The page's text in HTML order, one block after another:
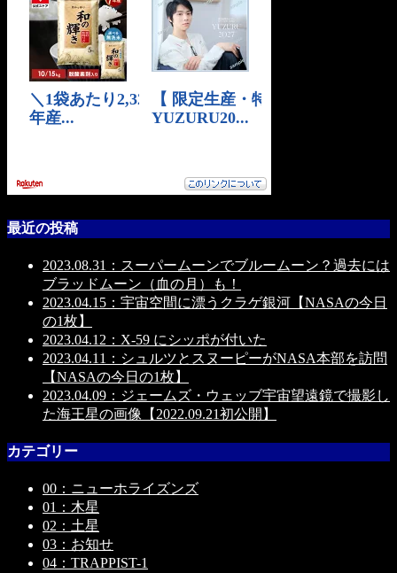
最近の投稿
2023.08.31：スーパームーンでブルームーン？過去には
ブラッドムーン（血の月）も！
2023.04.15：宇宙空間に漂うクラゲ銀河【NASAの今日
の1枚】
2023.04.12：X-59 にシッポが付いた
2023.04.11：シュルツとスヌーピーがNASA本部を訪問
【NASAの今日の1枚】
2023.04.09：ジェームズ・ウェッブ宇宙望遠鏡で撮影し
た海王星の画像【2022.09.21初公開】
カテゴリー
00：ニューホライズンズ
01：木星
02：土星
03：お知せ
04：TRAPPIST-1